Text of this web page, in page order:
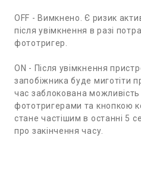
OFF - Вимкнено. Є ризик
після увімкнення в разі
фототригер.
ON - Після увімкнення
запобіжника буде миготіти
час заблокована можливість
фототригерами та кнопкою
стане частішим в останні 5
про закінчення часу.